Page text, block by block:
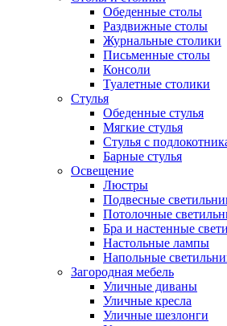
Обеденные столы
Раздвижные столы
Журнальные столики
Письменные столы
Консоли
Туалетные столики
Стулья
Обеденные стулья
Мягкие стулья
Стулья с
Барные стулья
Освещение
Люстры
Подвесные
Потолочные
Бра и настенные
Настольные лампы
Напольные
Загородная мебель
Уличные диваны
Уличные кресла
Уличные шезлонги